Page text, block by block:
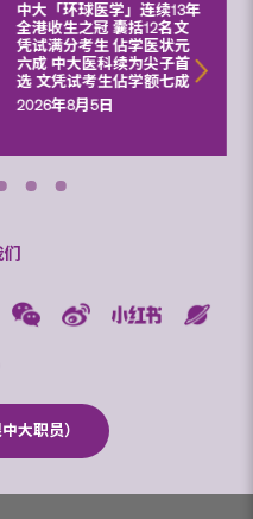
中大「环球医学」连续13年
全港收生之冠 囊括12名文
凭试满分考生 佔学医状元
六成 中大医科续为尖子首
选 文凭试考生佔学额七成
2026年8月5日
大职员）